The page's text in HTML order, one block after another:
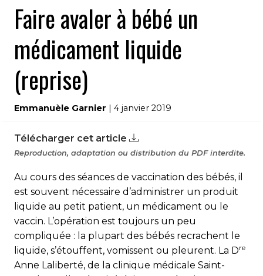
Faire avaler à bébé un
médicament liquide
(reprise)
Emmanuèle Garnier | 4 janvier 2019
Télécharger cet article
Reproduction, adaptation ou distribution du PDF interdite.
Au cours des séances de vaccination des bébés, il
est souvent nécessaire d’administrer un produit
liquide au petit patient, un médicament ou le
vaccin. L’opération est toujours un peu
compliquée : la plupart des bébés recrachent le
liquide, s’étouffent, vomissent ou pleurent. La Dre
Anne Laliberté, de la clinique médicale Saint-